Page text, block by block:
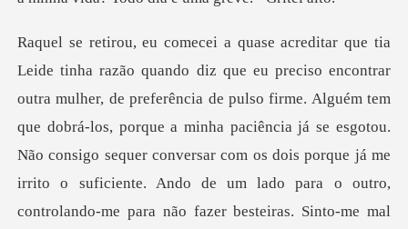
a de pulso firme. Alguém tem
que dobrá-los, porque a minha paciência já se esgotou.
Não consigo sequer conversar com os dois porque já me